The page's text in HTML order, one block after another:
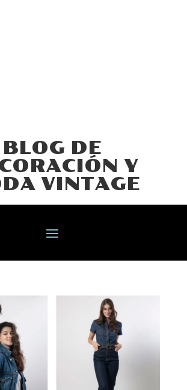
BLOG DE
Y
VINTAGE